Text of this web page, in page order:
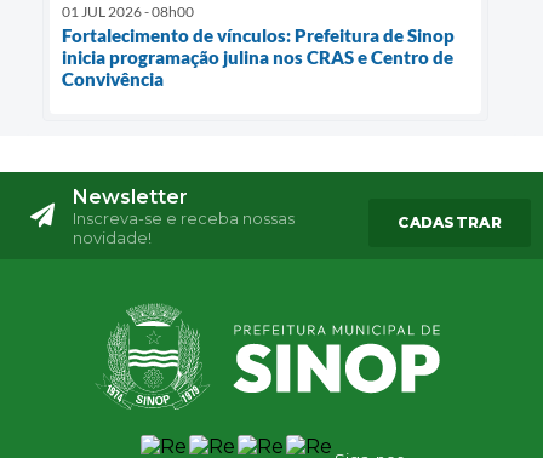
01 JUL 2026 - 08h00
Fortalecimento de vínculos: Prefeitura de Sinop
inicia programação julina nos CRAS e Centro de
Convivência
Newsletter
Inscreva-se e receba nossas
novidade!
CADASTRAR